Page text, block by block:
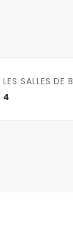
LES SALLES DE
4